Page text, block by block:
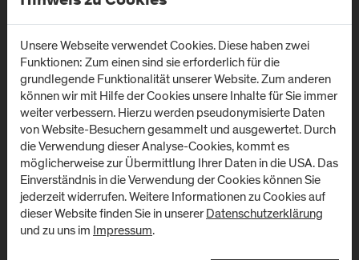
Standorte
Campus Urstein/
Wissenspark
Urstein Süd 1
A-5412Puch/Salzburg
Anfahrt & Kontakt
Campus Kuchl
Markt 136a
A-5431 Kuchl
Anfahrt & Kontakt
Campus Salzburg
Unsere Webseite verwendet Cookies. Diese haben zwei
Funktionen: Zum einen sind sie erforderlich für die
grundlegende Funktionalität unserer Website. Zum anderen
können wir mit Hilfe der Cookies unsere Inhalte für Sie immer
weiter verbessern. Hierzu werden pseudonymisierte Daten
von Website-Besuchern gesammelt und ausgewertet. Durch
die Verwendung dieser Analyse-Cookies, kommt es
möglicherweise zur Übermittlung Ihrer Daten in die USA. Das
Einverständnis in die Verwendung der Cookies können Sie
jederzeit widerrufen. Weitere Informationen zu Cookies auf
dieser Website finden Sie in unsererDatenschutzerklärung
und zu uns im Impressum.